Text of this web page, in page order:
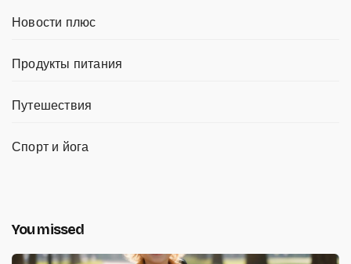
Новости плюс
Продукты питания
Путешествия
Спорт и йога
You missed